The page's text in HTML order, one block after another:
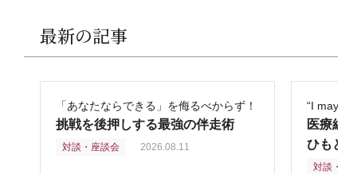
最新の記事
「あなたならできる」を侮るべからず！
挑戦を後押しする最強の伴走術
対談・座談会 2026.08.11
“I may
医療組
ひもとく
対談・座